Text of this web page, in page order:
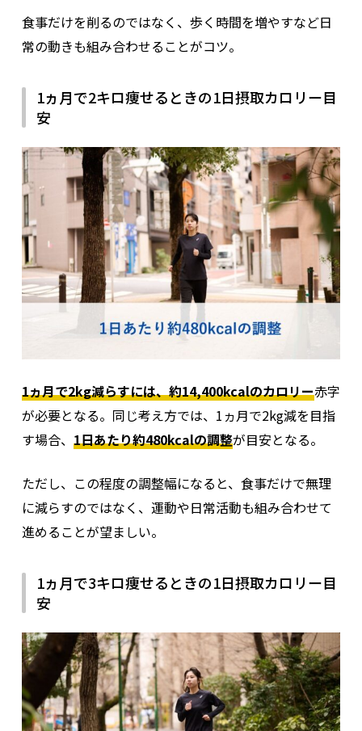
食事だけを削るのではなく、歩く時間を増やすなど日
常の動きも組み合わせることがコツ。
1ヵ月で2キロ痩せるときの1日摂取カロリー目
安
1ヵ月で2kg減らすには、約14,400kcalのカロリー赤字
が必要となる。同じ考え方では、1ヵ月で2kg減を目指
す場合、 1日あたり約480kcalの調整が目安となる。
ただし、この程度の調整幅になると、食事だけで無理
に減らすのではなく、運動や日常活動も組み合わせて
進めることが望ましい。
1ヵ月で3キロ痩せるときの1日摂取カロリー目
安